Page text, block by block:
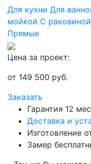
Для кухни Для
мойкой С раковиной
Прямые
Цена за проект:
от 149 500 руб.
Заказать
Гарантия 12
Доставка и
Изготовление
Замер